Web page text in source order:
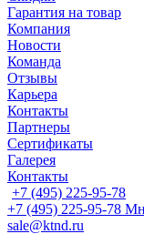
Гарантия на товар
Компания
Новости
Команда
Отзывы
Карьера
Контакты
Партнеры
Сертификаты
Галерея
Контакты
+7 (495) 225-95-78
+7 (495) 225-95-78
sale@ktnd.ru